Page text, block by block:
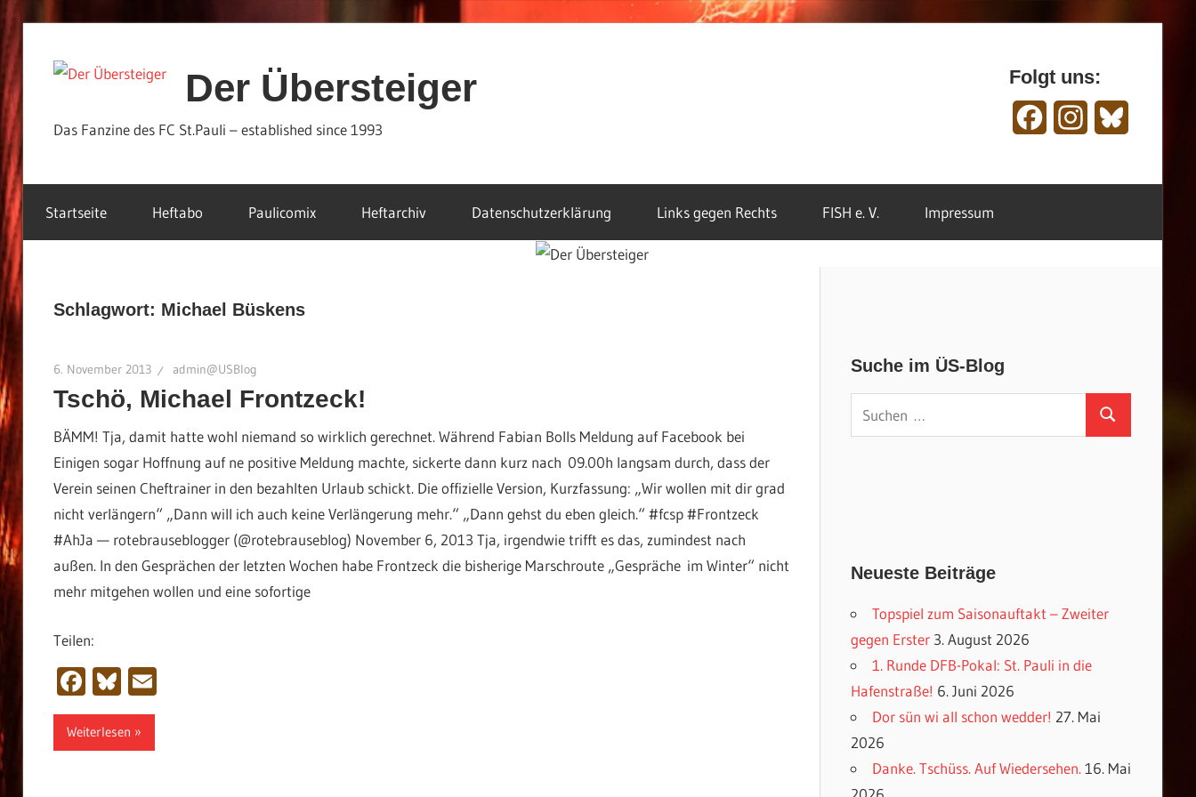
Inhalt
Der Übersteiger
Das Fanzine des FC St.Pauli – established since 1993
Folgt uns:
FacebookInstagram
Startseite Heftabo Paulicomix Heftarchiv Datenschutzerklärung Links gegen Rechts FISH e. V. Impressum
Schlagwort: Michael Büskens
6. November 2013 admin@USBlog
Tschö, Michael Frontzeck!
BÄMM! Tja, damit hatte wohl niemand so wirklich gerechnet. Während Fabian Bolls Meldung auf Facebook bei
Einigen sogar Hoffnung auf ne positive Meldung machte, sickerte dann kurz nach 09.00h langsam durch, dass der
Verein seinen Cheftrainer in den bezahlten Urlaub schickt. Die offizielle Version, Kurzfassung: „Wir wollen mit dir grad
nicht verlängern“ „Dann will ich auch keine Verlängerung mehr.“ „Dann gehst du eben gleich.“ #fcsp #Frontzeck
#AhJa — rotebrauseblogger (@rotebrauseblog) November 6, 2013 Tja, irgendwie trifft es das, zumindest nach
außen. In den Gesprächen der letzten Wochen habe Frontzeck die bisherige Marschroute „Gespräche im Winter“ nicht
mehr mitgehen wollen und eine sofortige
Teilen:
Facebook
Bluesky
Email
Weiterlesen
Suche im ÜS-Blog
Suchen
Neueste Beiträge
Topspiel zum Saisonauftakt – Zweiter
gegen Erster 3. August 2026
1. Runde DFB-Pokal: St. Pauli in die
Hafenstraße! 6. Juni 2026
Dor sün wi all schon wedder! 27. Mai
2026
Danke. Tschüss. Auf Wiedersehen. 16. Mai